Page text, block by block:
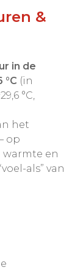
&
in de
°C (in
°C,
het
op
en
als” van